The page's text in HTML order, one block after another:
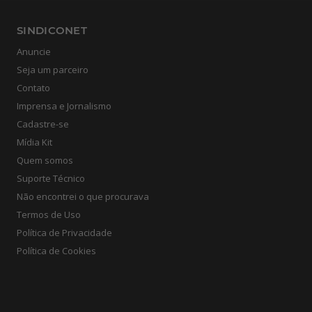
SINDICONET
Anuncie
Seja um parceiro
Contato
Imprensa e Jornalismo
Cadastre-se
Mídia Kit
Quem somos
Suporte Técnico
Não encontrei o que procurava
Termos de Uso
Política de Privacidade
Política de Cookies